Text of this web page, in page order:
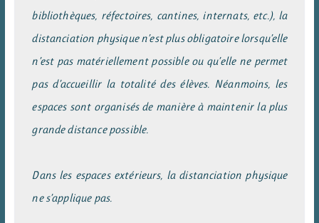
bibliothèques, réfectoires, cantines, internats, etc.), la
distanciation physique n’est plus obligatoire lorsqu’elle
n’est pas matériellement possible ou qu’elle ne permet
pas d’accueillir la totalité des élèves. Néanmoins, les
espaces sont organisés de manière à maintenir la plus
grande distance possible.
Dans les espaces extérieurs, la distanciation physique
ne s’applique pas.